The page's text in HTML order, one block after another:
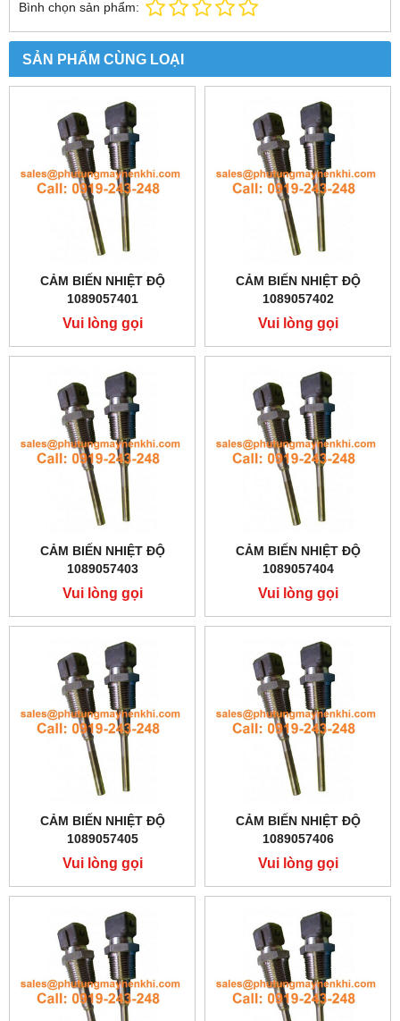
Bình chọn sản phẩm:
SẢN PHẨM CÙNG LOẠI
CẢM BIẾN NHIỆT ĐỘ
1089057401
Vui lòng gọi
CẢM BIẾN NHIỆT ĐỘ
1089057402
Vui lòng gọi
CẢM BIẾN NHIỆT ĐỘ
1089057403
Vui lòng gọi
CẢM BIẾN NHIỆT ĐỘ
1089057404
Vui lòng gọi
CẢM BIẾN NHIỆT ĐỘ
1089057405
Vui lòng gọi
CẢM BIẾN NHIỆT ĐỘ
1089057406
Vui lòng gọi